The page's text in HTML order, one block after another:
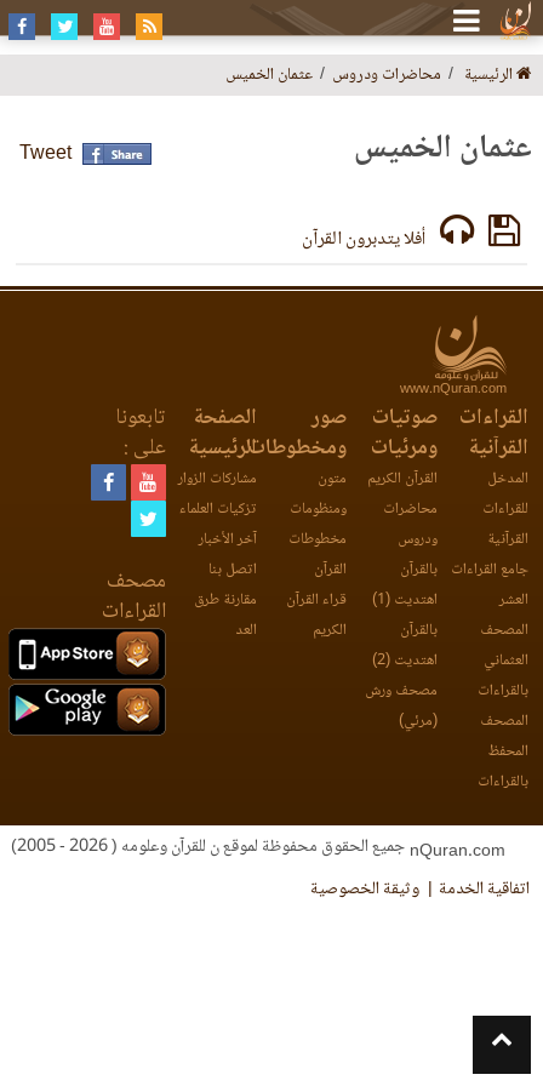
الرئيسية محاضرات ودروس عثمان الخميس
عثمان الخميس Tweet
أفلا يتدبرون القرآن
www.nQuran.com
القراءات
القرآنية
المدخل
للقراءات
القرآنية
جامع القراءات
العشر
المصحف
العثماني
بالقراءات
المصحف
المحفظ
بالقراءات
صوتيات
ومرئيات
القرآن الكريم
محاضرات
ودروس
بالقرآن
اهتديت (1)
بالقرآن
اهتديت (2)
مصحف ورش
(مرئي)
صور
ومخطوطات
متون
ومنظومات
مخطوطات
القرآن
قراء القرآن
الكريم
الصفحة
الرئيسية
مشاركات الزوار
تزكيات العلماء
آخر الأخبار
اتصل بنا
مقارنة طرق
العد
تابعونا
على :
مصحف
القراءات
جميع الحقوق محفوظة لموقع ن للقرآن وعلومه ( 2026 - 2005)
اتفاقية الخدمة
وثيقة الخصوصية